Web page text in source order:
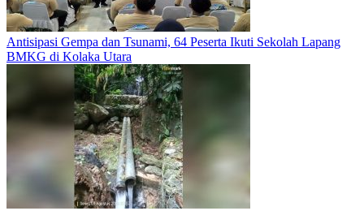
Antisipasi Gempa dan Tsunami, 64 Peserta Ikuti Sekolah Lapang
BMKG di Kolaka Utara